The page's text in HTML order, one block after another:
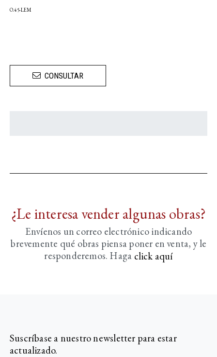
O.45-LEM
CONSULTAR
¿Le interesa vender algunas obras?
Envíenos un correo electrónico indicando
brevemente qué obras piensa poner en venta, y le
responderemos. Haga click aquí­
Suscríbase a nuestro newsletter para estar
actualizado.